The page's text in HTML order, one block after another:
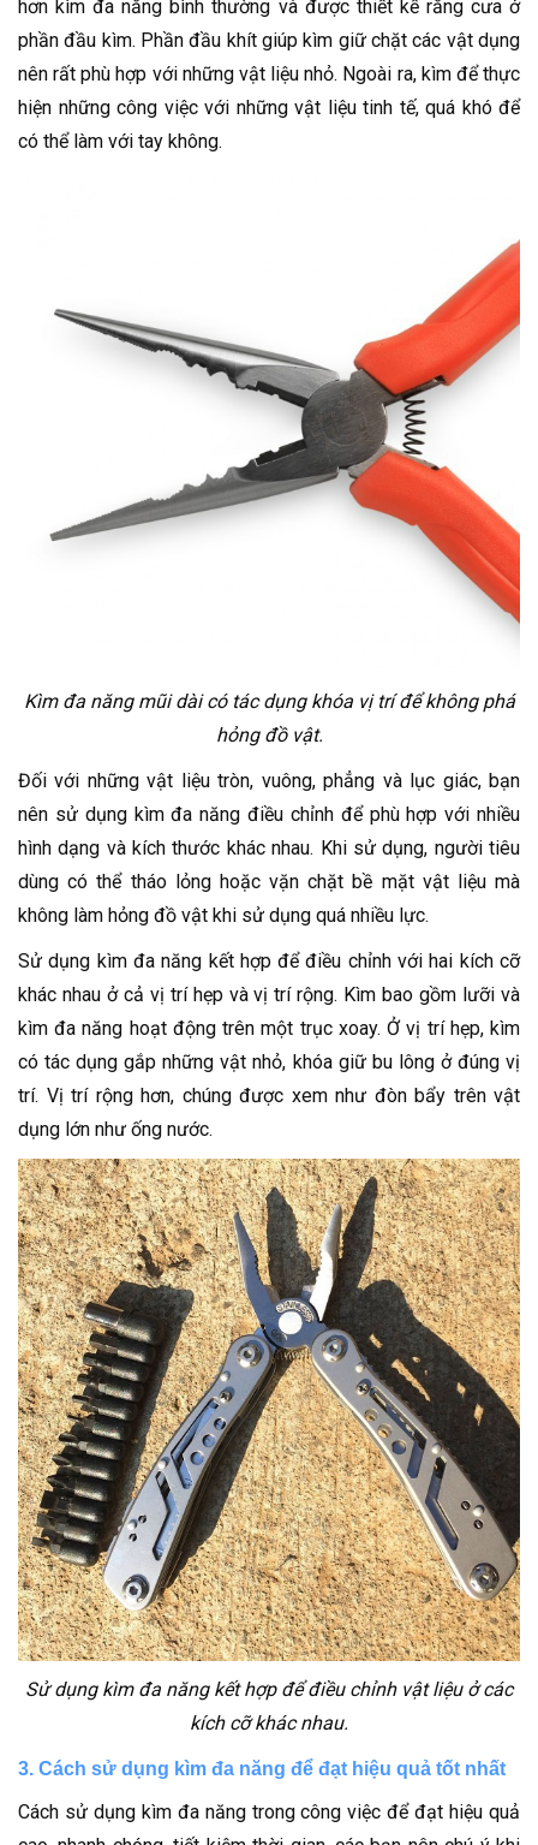
hơn kìm đa năng bình thường và được thiết kế răng cưa ở
phần đầu kìm. Phần đầu khít giúp kìm giữ chặt các vật dụng
nên rất phù hợp với những vật liệu nhỏ. Ngoài ra, kìm để thực
hiện những công việc với những vật liệu tinh tế, quá khó để
có thể làm với tay không.
Kìm đa năng mũi dài có tác dụng khóa vị trí để không phá
hỏng đồ vật.
Đối với những vật liệu tròn, vuông, phẳng và lục giác, bạn
nên sử dụng kìm đa năng điều chỉnh để phù hợp với nhiều
hình dạng và kích thước khác nhau. Khi sử dụng, người tiêu
dùng có thể tháo lỏng hoặc vặn chặt bề mặt vật liệu mà
không làm hỏng đồ vật khi sử dụng quá nhiều lực.
Sử dụng kìm đa năng kết hợp để điều chỉnh với hai kích cỡ
khác nhau ở cả vị trí hẹp và vị trí rộng. Kìm bao gồm lưỡi và
kìm đa năng hoạt động trên một trục xoay. Ở vị trí hẹp, kìm
có tác dụng gắp những vật nhỏ, khóa giữ bu lông ở đúng vị
trí. Vị trí rộng hơn, chúng được xem như đòn bẩy trên vật
dụng lớn như ống nước.
Sử dụng kìm đa năng kết hợp để điều chỉnh vật liệu ở các
kích cỡ khác nhau.
3. Cách sử dụng kìm đa năng để đạt hiệu quả tốt nhất
Cách sử dụng kìm đa năng trong công việc để đạt hiệu quả